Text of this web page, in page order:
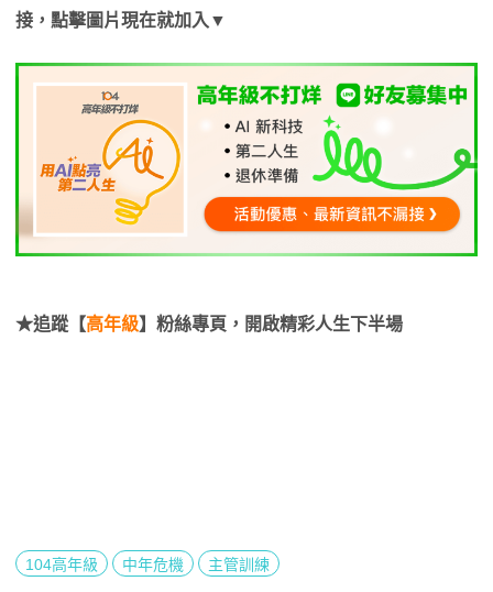
接，點擊圖片現在就加入▼
★追蹤【高年級】粉絲專頁，開啟精彩人生下半場
104高年級 中年危機 主管訓練